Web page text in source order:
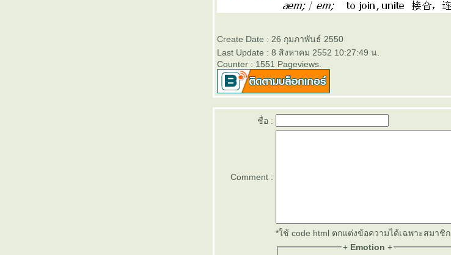
Create Date : 26 กุมภาพันธ์ 2550
Last Update : 8 สิงหาคม 2552 10:27:49 น.
Counter : 1551 Pageviews.
ชื่อ :
Comment :
*ใช้ code html ตกแต่งข้อความได้เฉพาะสมาชิก
+ Emotion +